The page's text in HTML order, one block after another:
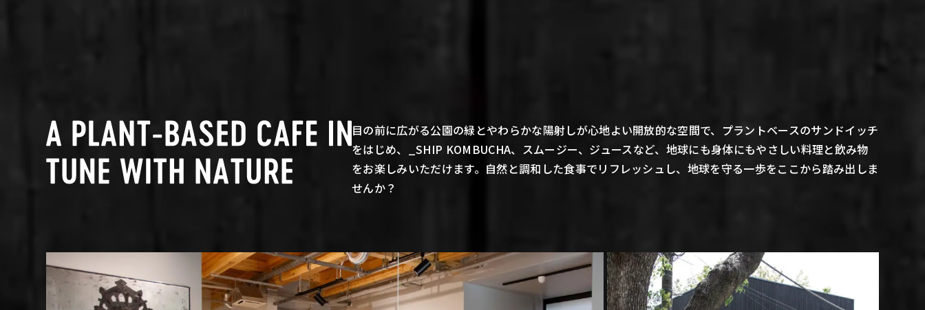
目の前に広がる公園の緑とやわらかな陽射しが心地よい開放的な空間で、プラントベースのサンドイッチ
をはじめ、_SHIP KOMBUCHA、スムージー、ジュースなど、地球にも身体にもやさしい料理と飲み物
をお楽しみいただけます。自然と調和した食事でリフレッシュし、地球を守る一歩をここから踏み出しま
せんか？